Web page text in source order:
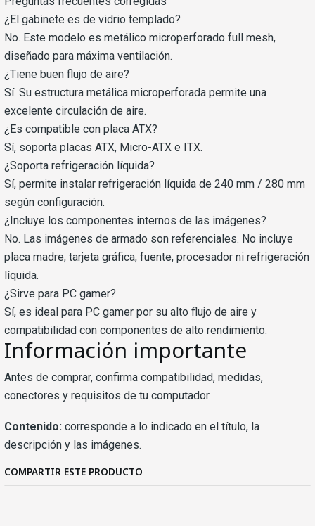
¿El gabinete es de vidrio templado?
No. Este modelo es metálico microperforado full mesh,
diseñado para máxima ventilación.
¿Tiene buen flujo de aire?
Sí. Su estructura metálica microperforada permite una
excelente circulación de aire.
¿Es compatible con placa ATX?
Sí, soporta placas ATX, Micro-ATX e ITX.
¿Soporta refrigeración líquida?
Sí, permite instalar refrigeración líquida de 240 mm / 280 mm
según configuración.
¿Incluye los componentes internos de las imágenes?
No. Las imágenes de armado son referenciales. No incluye
placa madre, tarjeta gráfica, fuente, procesador ni refrigeración
líquida.
¿Sirve para PC gamer?
Sí, es ideal para PC gamer por su alto flujo de aire y
compatibilidad con componentes de alto rendimiento.
Información importante
Antes de comprar, confirma compatibilidad, medidas,
conectores y requisitos de tu computador.
Contenido: corresponde a lo indicado en el título, la
descripción y las imágenes.
COMPARTIR ESTE PRODUCTO